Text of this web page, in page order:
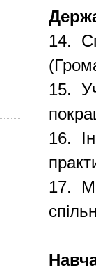
14.
15.
16.
17.